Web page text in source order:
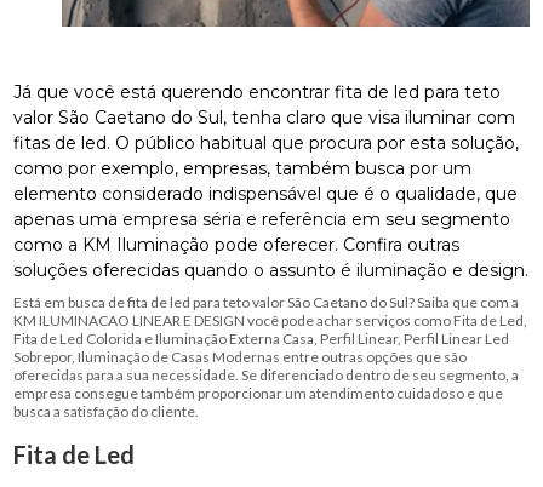
Já que você está querendo encontrar fita de led para teto
valor São Caetano do Sul, tenha claro que visa iluminar com
fitas de led. O público habitual que procura por esta solução,
como por exemplo, empresas, também busca por um
elemento considerado indispensável que é o qualidade, que
apenas uma empresa séria e referência em seu segmento
como a KM Iluminação pode oferecer. Confira outras
soluções oferecidas quando o assunto é iluminação e design.
Está em busca de fita de led para teto valor São Caetano do Sul? Saiba que com a
KM ILUMINACAO LINEAR E DESIGN você pode achar serviços como Fita de Led,
Fita de Led Colorida e Iluminação Externa Casa, Perfil Linear, Perfil Linear Led
Sobrepor, Iluminação de Casas Modernas entre outras opções que são
oferecidas para a sua necessidade. Se diferenciado dentro de seu segmento, a
empresa consegue também proporcionar um atendimento cuidadoso e que
busca a satisfação do cliente.
Fita de Led